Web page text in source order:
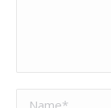
Name *